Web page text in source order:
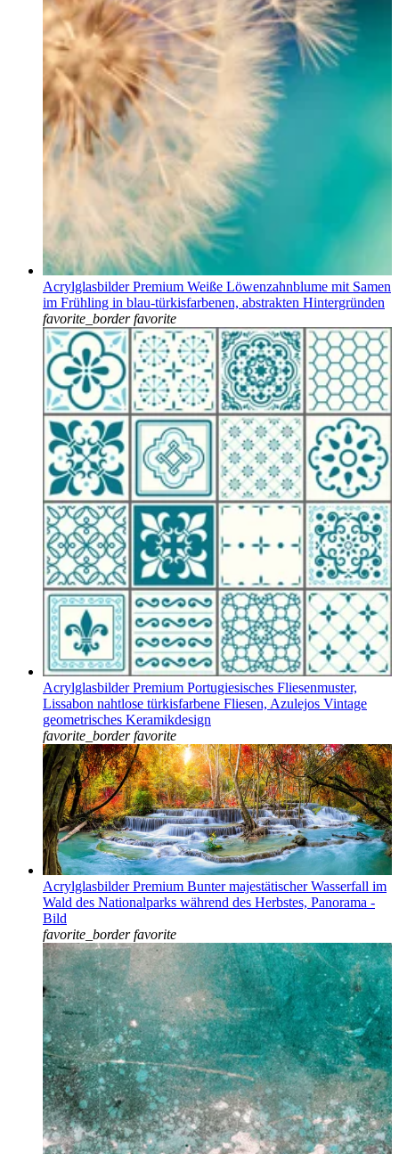
Acrylglasbilder Premium Weiße Löwenzahnblume mit Samen
im Frühling in blau-türkisfarbenen, abstrakten Hintergründen
favorite_border favorite
Acrylglasbilder Premium Portugiesisches Fliesenmuster,
Lissabon nahtlose türkisfarbene Fliesen, Azulejos Vintage
geometrisches Keramikdesign
favorite_border favorite
Acrylglasbilder Premium Bunter majestätischer Wasserfall im
Wald des Nationalparks während des Herbstes, Panorama -
Bild
favorite_border favorite